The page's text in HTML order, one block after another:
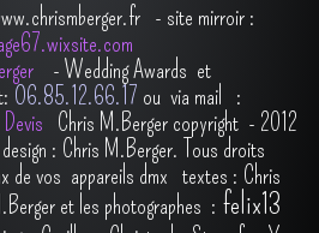
- site mirroir :
- Wedding Awards et
O6.85.12.66.17 ou via mail :
Devis Chris M.Berger copyright - 2012
: Chris M.Berger. Tous droits
de vos appareils dmx textes : Chris
et les photographes : felix13